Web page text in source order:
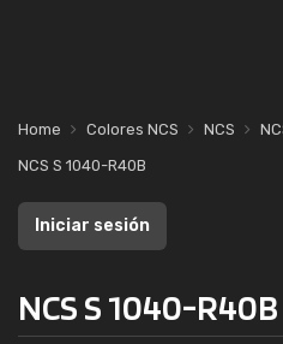
Home Colores NCS NCS
NCS S 1040-R40B
Iniciar sesión
NCS S 1040-R40B